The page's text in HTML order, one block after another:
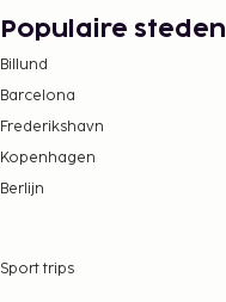
Populaire steden
Billund
Barcelona
Frederikshavn
Kopenhagen
Berlijn
Sport trips